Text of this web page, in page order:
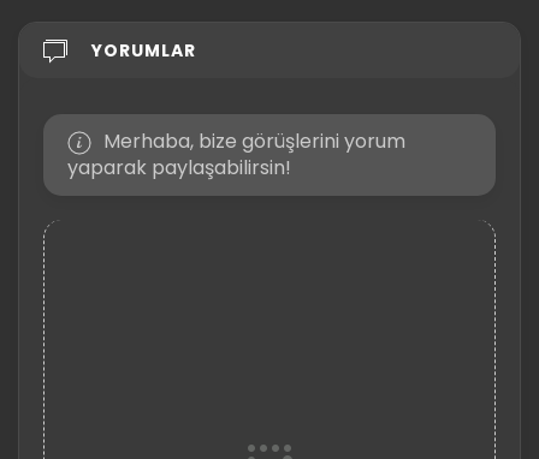
YORUMLAR
Merhaba, bize görüşlerini yorum
yaparak paylaşabilirsin!